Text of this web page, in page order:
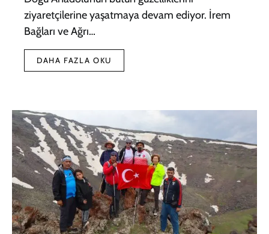
ziyaretçilerine yaşatmaya devam ediyor. İrem
Bağları ve Ağrı…
DAHA FAZLA OKU